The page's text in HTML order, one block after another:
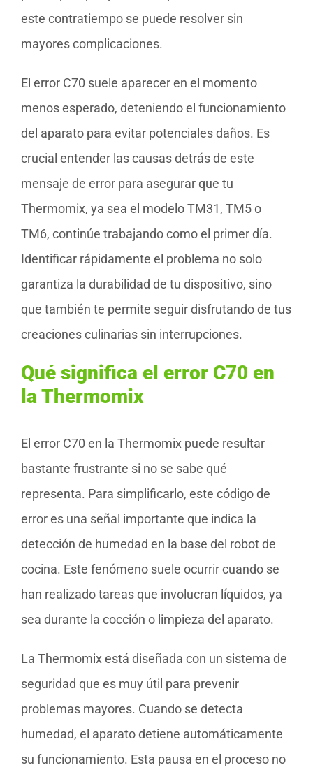
este contratiempo se puede resolver sin
mayores complicaciones.
El error C70 suele aparecer en el momento
menos esperado, deteniendo el funcionamiento
del aparato para evitar potenciales daños. Es
crucial entender las causas detrás de este
mensaje de error para asegurar que tu
Thermomix, ya sea el modelo TM31, TM5 o
TM6, continúe trabajando como el primer día.
Identificar rápidamente el problema no solo
garantiza la durabilidad de tu dispositivo, sino
que también te permite seguir disfrutando de tus
creaciones culinarias sin interrupciones.
Qué significa el error C70 en
la Thermomix
El error C70 en la Thermomix puede resultar
bastante frustrante si no se sabe qué
representa. Para simplificarlo, este código de
error es una señal importante que indica la
detección de humedad en la base del robot de
cocina. Este fenómeno suele ocurrir cuando se
han realizado tareas que involucran líquidos, ya
sea durante la cocción o limpieza del aparato.
La Thermomix está diseñada con un sistema de
seguridad que es muy útil para prevenir
problemas mayores. Cuando se detecta
humedad, el aparato detiene automáticamente
su funcionamiento. Esta pausa en el proceso no